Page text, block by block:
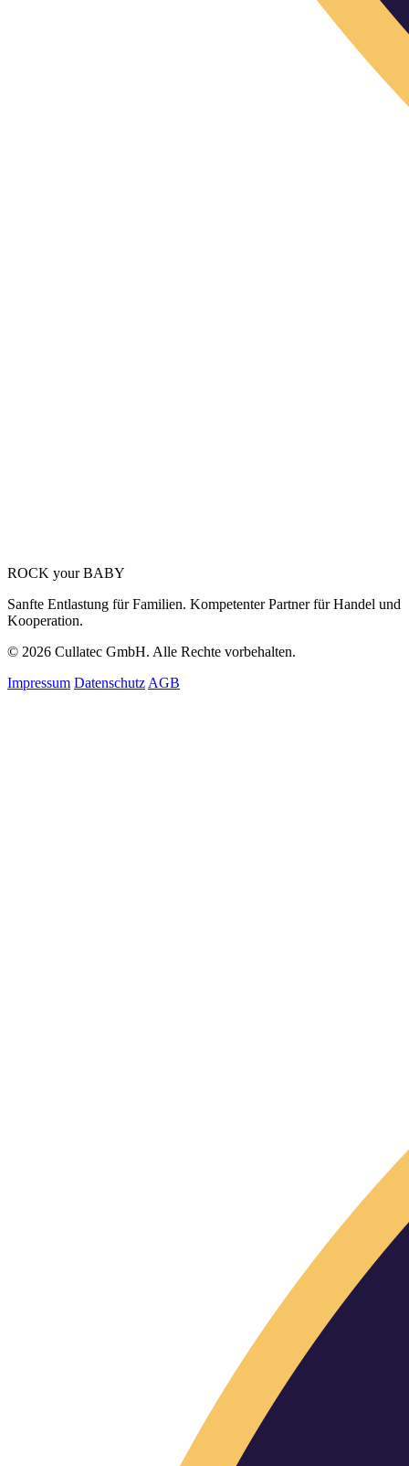
ROCK your BABY
Sanfte Entlastung für Familien. Kompetenter Partner für Handel und
Kooperation.
© 2026 Cullatec GmbH. Alle Rechte vorbehalten.
Impressum Datenschutz AGB